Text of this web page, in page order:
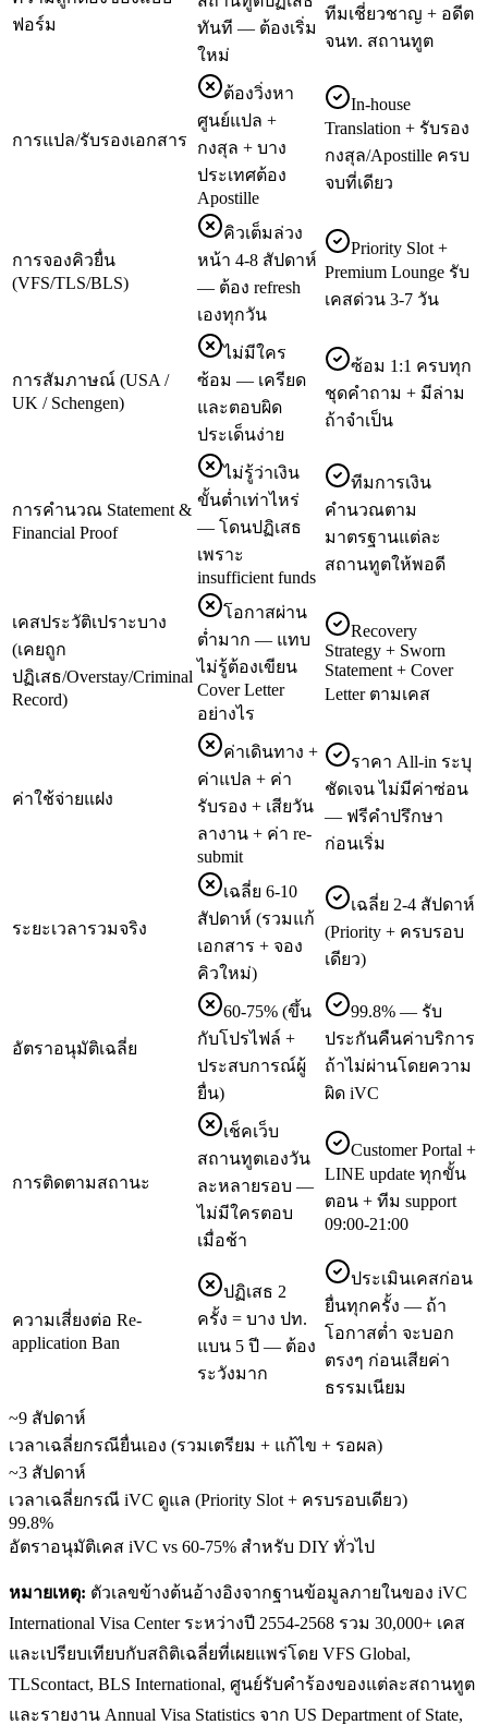
ฟอร์ม
ทันที — ต้องเริ่ม
ใหม่
ทีมเชี่ยวชาญ + อดีต
จนท. สถานทูต
การแปล/รับรองเอกสาร
ต้องวิ่งหา
ศูนย์แปล +
กงสุล + บาง
ประเทศต้อง
Apostille
In-house
Translation + รับรอง
กงสุล/Apostille ครบ
จบที่เดียว
การจองคิวยื่น
(VFS/TLS/BLS)
คิวเต็มล่วง
หน้า 4-8 สัปดาห์
— ต้อง refresh
เองทุกวัน
Priority Slot +
Premium Lounge รับ
เคสด่วน 3-7 วัน
การสัมภาษณ์ (USA /
UK / Schengen)
ไม่มีใคร
ซ้อม — เครียด
และตอบผิด
ประเด็นง่าย
ซ้อม 1:1 ครบทุก
ชุดคำถาม + มีล่าม
ถ้าจำเป็น
การคำนวณ Statement &
Financial Proof
ไม่รู้ว่าเงิน
ขั้นต่ำเท่าไหร่
— โดนปฏิเสธ
เพราะ
insufficient funds
ทีมการเงิน
คำนวณตาม
มาตรฐานแต่ละ
สถานทูตให้พอดี
เคสประวัติเปราะบาง
(เคยถูก
ปฏิเสธ/Overstay/Criminal
Record)
โอกาสผ่าน
ต่ำมาก — แทบ
ไม่รู้ต้องเขียน
Cover Letter
อย่างไร
Recovery
Strategy + Sworn
Statement + Cover
Letter ตามเคส
ค่าใช้จ่ายแฝง
ค่าเดินทาง +
ค่าแปล + ค่า
รับรอง + เสียวัน
ลางาน + ค่า re-
submit
ราคา All-in ระบุ
ชัดเจน ไม่มีค่าซ่อน
— ฟรีคำปรึกษา
ก่อนเริ่ม
ระยะเวลารวมจริง
เฉลี่ย 6-10
สัปดาห์ (รวมแก้
เอกสาร + จอง
คิวใหม่)
เฉลี่ย 2-4 สัปดาห์
(Priority + ครบรอบ
เดียว)
อัตราอนุมัติเฉลี่ย
60-75% (ขึ้น
กับโปรไฟล์ +
ประสบการณ์ผู้
ยื่น)
99.8% — รับ
ประกันคืนค่าบริการ
ถ้าไม่ผ่านโดยความ
ผิด iVC
การติดตามสถานะ
เช็คเว็บ
สถานทูตเองวัน
ละหลายรอบ —
ไม่มีใครตอบ
เมื่อช้า
Customer Portal +
LINE update ทุกขั้น
ตอน + ทีม support
09:00-21:00
ความเสี่ยงต่อ Re-
application Ban
ปฏิเสธ 2
ครั้ง = บาง ปท.
แบน 5 ปี — ต้อง
ระวังมาก
ประเมินเคสก่อน
ยื่นทุกครั้ง — ถ้า
โอกาสต่ำ จะบอก
ตรงๆ ก่อนเสียค่า
ธรรมเนียม
~9 สัปดาห์
เวลาเฉลี่ยกรณียื่นเอง (รวมเตรียม + แก้ไข + รอผล)
~3 สัปดาห์
เวลาเฉลี่ยกรณี iVC ดูแล (Priority Slot + ครบรอบเดียว)
99.8%
อัตราอนุมัติเคส iVC vs 60-75% สำหรับ DIY ทั่วไป
หมายเหตุ: ตัวเลขข้างต้นอ้างอิงจากฐานข้อมูลภายในของ iVC
International Visa Center ระหว่างปี 2554-2568 รวม 30,000+ เคส
และเปรียบเทียบกับสถิติเฉลี่ยที่เผยแพร่โดย VFS Global,
TLScontact, BLS International, ศูนย์รับคำร้องของแต่ละสถานทูต
และรายงาน Annual Visa Statistics จาก US Department of State,